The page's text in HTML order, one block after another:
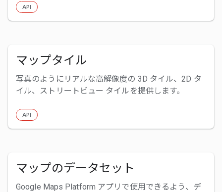
API
マップタイル
写真のようにリアルな高解像度の 3D タイル、2D タ
イル、ストリートビュー タイルを提供します。
API
マップのデータセット
Google Maps Platform アプリで使用できるよう、デ